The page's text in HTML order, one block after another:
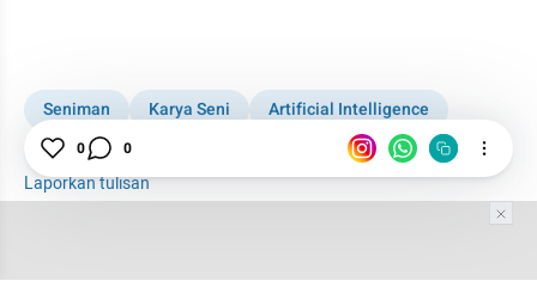
Seniman Karya Seni
Artificial Intelligence
generasi muda
Laporkan tulisan
0 0